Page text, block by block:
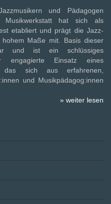
und Pädagogen
Musikwerkstatt hat sich als
etabliert und prägt die Jazz-
Maße mit. Basis dieser
und ist ein schlüssiges
engagierte Einsatz eines
das sich aus erfahrenen,
und Musikpädagog:innen
» weiter lesen